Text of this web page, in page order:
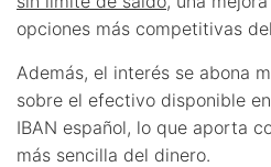
opciones más competitivas
Además, el interés se abona
sobre el efectivo disponible
IBAN español, lo que aporta
más sencilla del dinero.